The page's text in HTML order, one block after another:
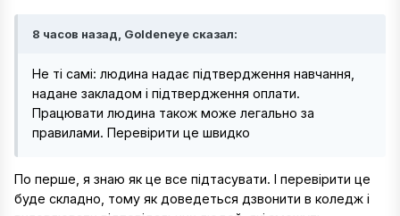
8 часов назад, Goldeneye сказал:
Не ті самі: людина надає підтвердження навчання,
надане закладом і підтвердження оплати.
Працювати людина також може легально за
правилами. Перевірити це швидко
По перше, я знаю як це все підтасувати. І перевірити це
буде складно, тому як доведеться дзвонити в коледж і